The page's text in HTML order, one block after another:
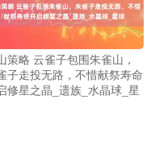
策略 云雀子包围朱雀山，
子走投无路，不惜献祭寿命
修星之晶_遗族_水晶球_星